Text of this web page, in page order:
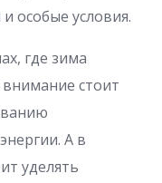
особые условия.
где зима
внимание стоит
А в
уделять